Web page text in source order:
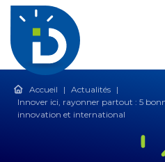
Accueil | Actualités |
Innover ici, rayonner partout : 5
innovation et international